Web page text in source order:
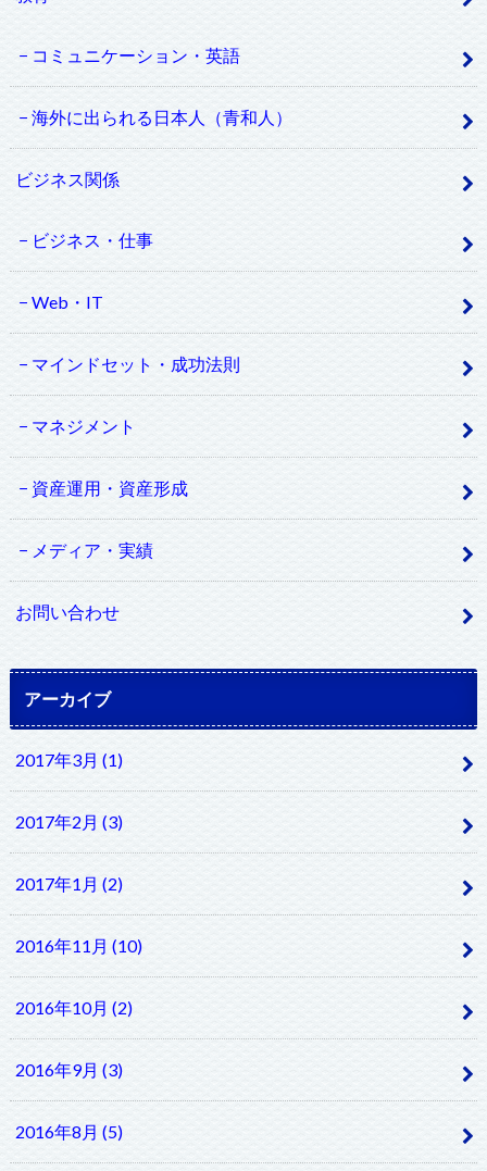
コミュニケーション・英語
海外に出られる日本人（青和人）
ビジネス関係
ビジネス・仕事
Web・IT
マインドセット・成功法則
マネジメント
資産運用・資産形成
メディア・実績
お問い合わせ
アーカイブ
2017年3月 (1)
2017年2月 (3)
2017年1月 (2)
2016年11月 (10)
2016年10月 (2)
2016年9月 (3)
2016年8月 (5)